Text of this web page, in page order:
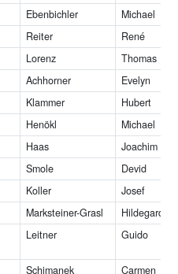
Ebenbichler
Michael
Reiter
René
Lorenz
Thomas
Achhorner
Evelyn
Klammer
Hubert
Henökl
Michael
Haas
Joachim
Smole
Devid
Koller
Josef
Marksteiner-Grasl
Hildegard
Leitner Guido
Schimanek
Carmen